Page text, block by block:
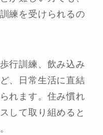
練を受けられるの
行訓練、飲み込み
、日常生活に直結
れます。住み慣れ
して取り組めると